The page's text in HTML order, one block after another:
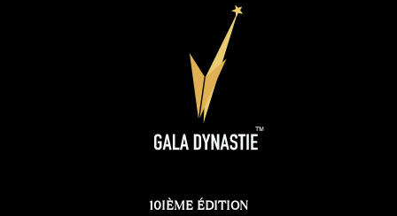
10IÈME ÉDITION